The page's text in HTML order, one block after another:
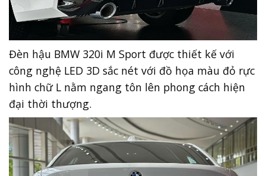
Đèn hậu BMW 320i M Sport được thiết kế với
công nghệ LED 3D sắc nét với đồ họa màu đỏ rực
hình chữ L nằm ngang tôn lên phong cách hiện
đại thời thượng.